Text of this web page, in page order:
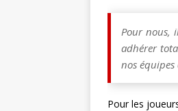
Pour nous,
adhérer
nos équipes
Pour les